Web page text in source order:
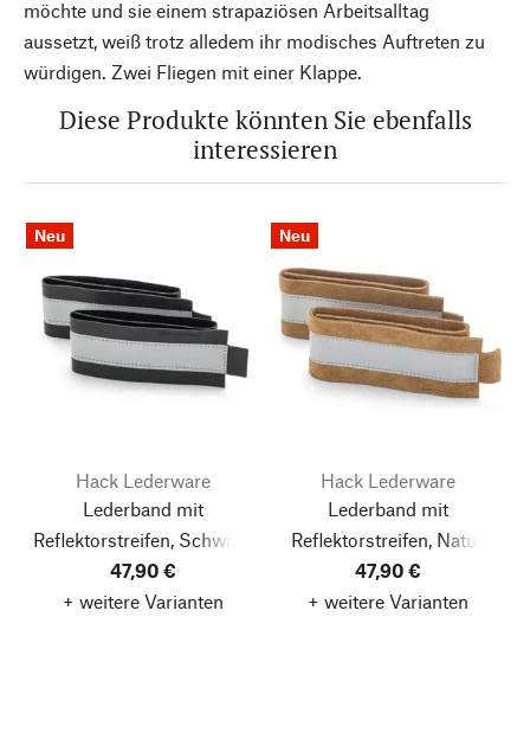
möchte und sie einem strapaziösen Arbeitsalltag
aussetzt, weiß trotz alledem ihr modisches Auftreten zu
würdigen. Zwei Fliegen mit einer Klappe.
Diese Produkte könnten Sie ebenfalls
interessieren
Neu
Hack Lederware
Lederband mit
Reflektorstreifen, Schwarz
47,90 €
+ weitere Varianten
Neu
Hack Lederware
Lederband mit
Reflektorstreifen, Natur
47,90 €
+ weitere Varianten